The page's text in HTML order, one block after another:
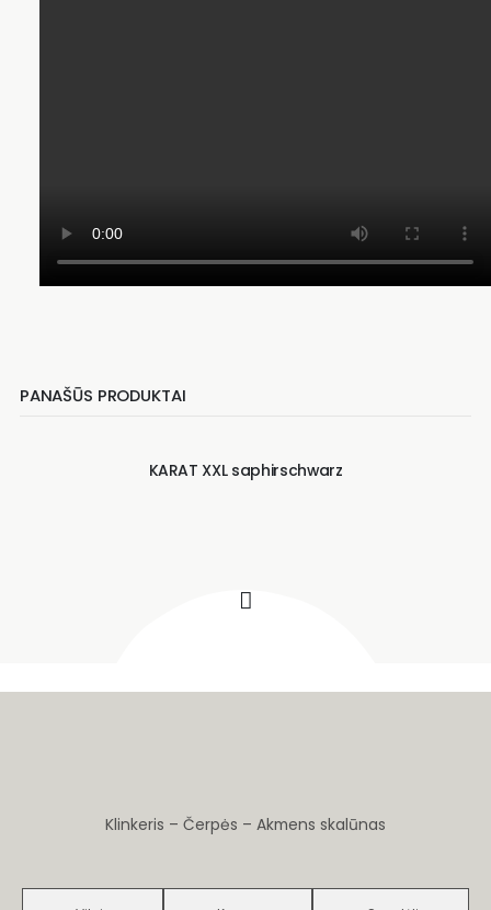
PANAŠŪS PRODUKTAI
KARAT XXL saphirschwarz
Klinkeris – Čerpės – Akmens skalūnas